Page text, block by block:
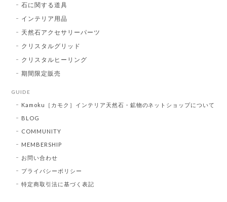
石に関する道具
インテリア用品
天然石アクセサリーパーツ
クリスタルグリッド
クリスタルヒーリング
期間限定販売
GUIDE
Kamoku［カモク］インテリア天然石・鉱物のネットショップについて
BLOG
COMMUNITY
MEMBERSHIP
お問い合わせ
プライバシーポリシー
特定商取引法に基づく表記